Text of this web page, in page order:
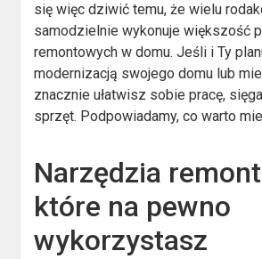
się więc dziwić temu, że wielu
samodzielnie wykonuje większość
remontowych w domu. Jeśli i Ty
modernizacją swojego domu lub
znacznie ułatwisz sobie pracę,
sprzęt. Podpowiadamy, co warto
Narzędzia
które na pewno
wykorzystasz